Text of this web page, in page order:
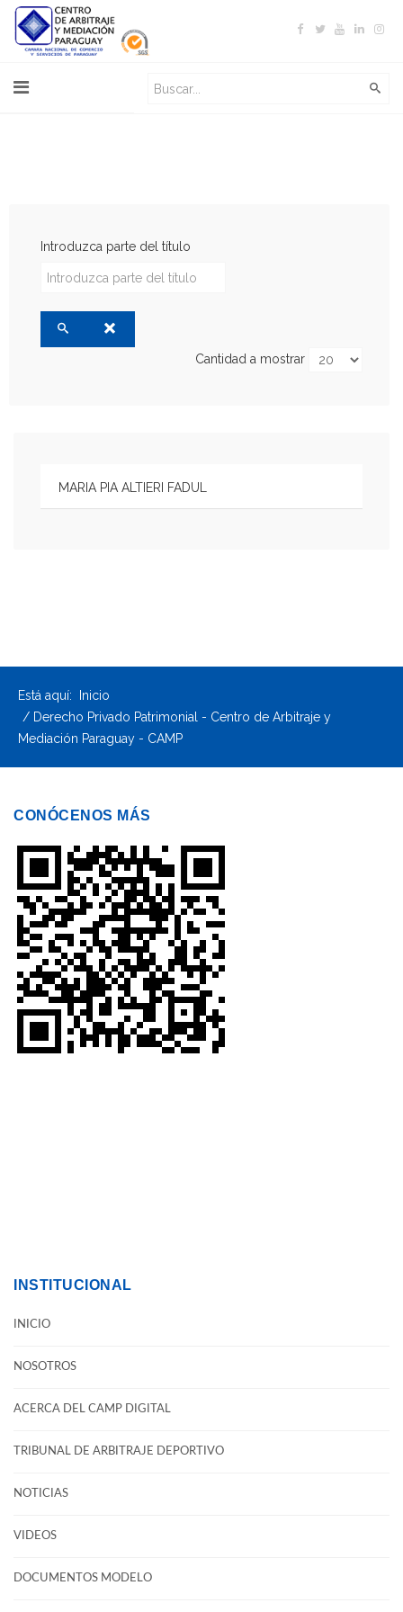
Introduzca parte del título
Cantidad a mostrar
MARIA PIA ALTIERI FADUL
Está aquí:
Inicio
Derecho Privado Patrimonial - Centro de Arbitraje y
Mediación Paraguay - CAMP
CONÓCENOS MÁS
INSTITUCIONAL
INICIO
NOSOTROS
ACERCA DEL CAMP DIGITAL
TRIBUNAL DE ARBITRAJE DEPORTIVO
NOTICIAS
VIDEOS
DOCUMENTOS MODELO